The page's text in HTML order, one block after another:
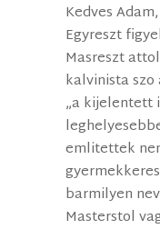
Kedves Adam,
Egyreszt
Masreszt
kalvinista
„a kijelentett
emlitettek
barmilyen
Masterstol